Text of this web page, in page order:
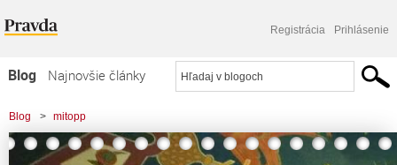
Registrácia Prihlásenie
Blog
Najnovšie články
Najčítanejšie články
Najkomentovanejšie články
Blog > mitopp